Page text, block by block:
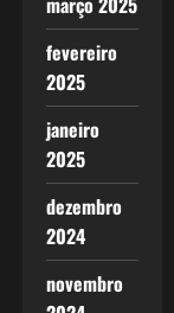
fevereiro
2025
janeiro
2025
dezembro
2024
novembro